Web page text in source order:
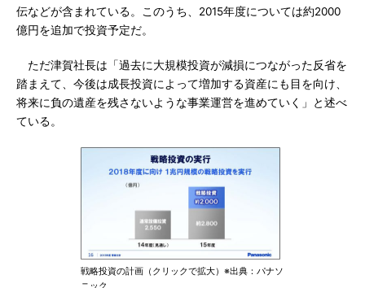
伝などが含まれている。このうち、2015年度については約2000
億円を追加で投資予定だ。
ただ津賀社長は「過去に大規模投資が減損につながった反省を
踏まえて、今後は成長投資によって増加する資産にも目を向け、
将来に負の遺産を残さないような事業運営を進めていく」と述べ
ている。
戦略投資の計画（クリックで拡大）※出典：パナソ
ニック